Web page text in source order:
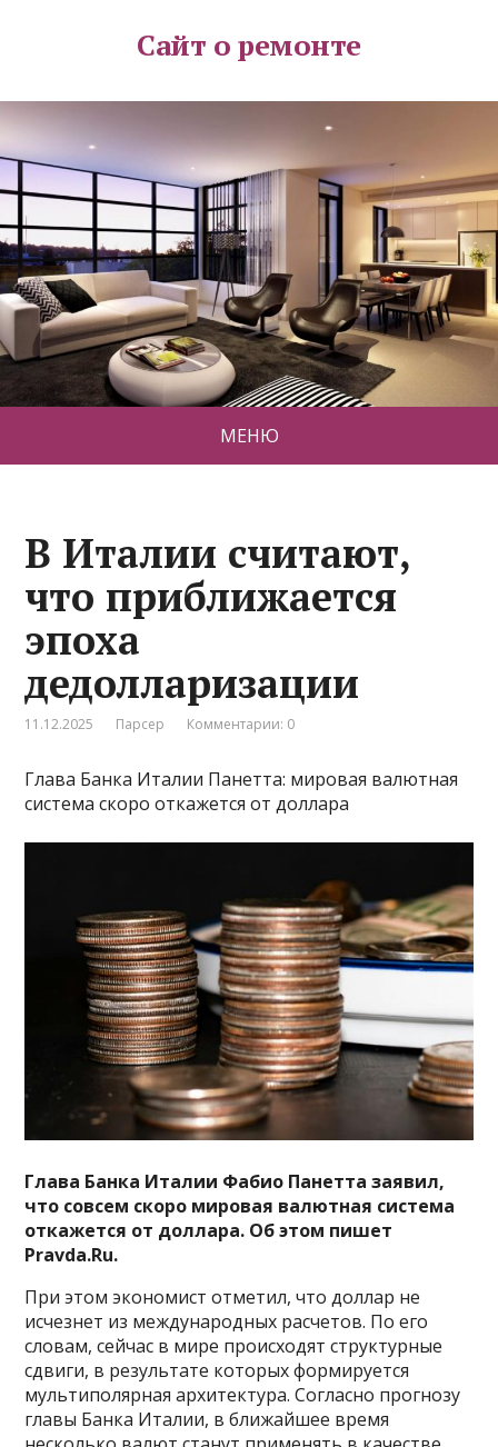
Сайт о ремонте
МЕНЮ
В Италии считают,
что приближается
эпоха
дедолларизации
11.12.2025 Парсер Комментарии: 0
Глава Банка Италии Панетта: мировая валютная
система скоро откажется от доллара
Глава Банка Италии Фабио Панетта заявил,
что совсем скоро мировая валютная система
откажется от доллара. Об этом пишет
Pravda.Ru.
При этом экономист отметил, что доллар не
исчезнет из международных расчетов. По его
словам, сейчас в мире происходят структурные
сдвиги, в результате которых формируется
мультиполярная архитектура. Согласно прогнозу
главы Банка Италии, в ближайшее время